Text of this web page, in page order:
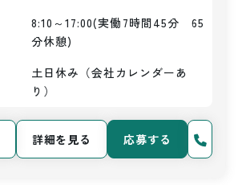
8:10～17:00(実働7時間45分　65
分休憩)
土日休み（会社カレンダーあ
り）
詳細を見る 応募する